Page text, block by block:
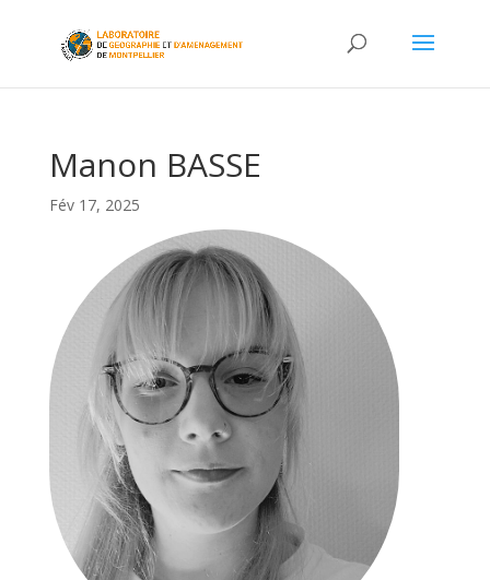
Manon BASSE
Fév 17, 2025